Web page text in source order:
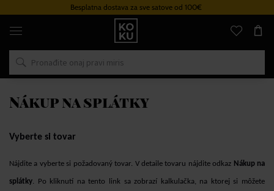
Besplatna dostava za sve satove od 100€
Originalni
parfemi
satovi
na
mjestu
Nákup na splátky
Vyberte si tovar
Nájdite a vyberte si požadovaný tovar. V detaile tovaru nájdite odkaz Nákup na
splátky. Po kliknutí na tento link sa zobrazí kalkulačka, na ktorej si môžete